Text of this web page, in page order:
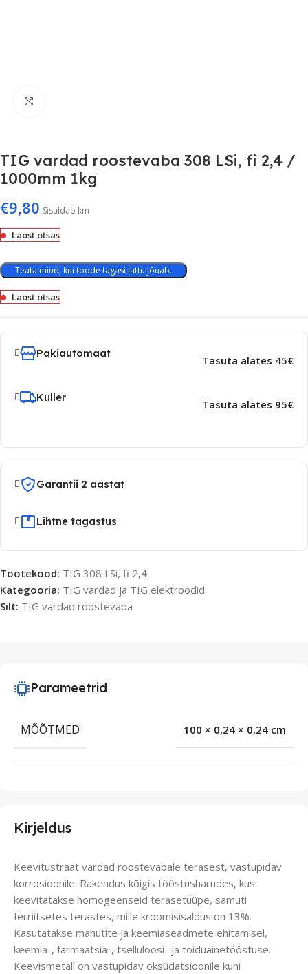
TIG vardad roostevaba 308 LSi, fi 2,4 /
1000mm 1kg
€9,80 Sisaldab km
Laost otsas
Teata mind, kui toode tagasi lattu jõuab.
Laost otsas
Pakiautomaat
Tasuta alates 45€
Kuller
Tasuta alates 95€
Garantii 2 aastat
Lihtne tagastus
Tootekood: TIG 308 LSi, fi 2,4
Kategooria: TIG vardad ja TIG elektroodid
Silt: TIG vardad roostevaba
Kirjeldus
Keevitustraat vardad roostevabale terasest, vastupidav
korrosioonile. Rakendus kõigis tööstusharudes, kus
keevitatakse homogeenseid terasetüüpe, samuti
ferriitsetes terastes, mille kroomisisaldus on 13%.
Kasutatakse mahutite ja keemiaseadmete ehitamisel,
keemia-, farmaatsia-, tselluloosi- ja toiduainetööstuse.
Keevismetall on vastupidav oksüdatsioonile kuni
Parameetrid
MÕÕTMED 100 × 0,24 × 0,24 cm